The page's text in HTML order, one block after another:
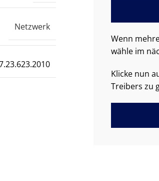
Netzwerk
Wenn
wähle im
Klicke nun
Treibers zu